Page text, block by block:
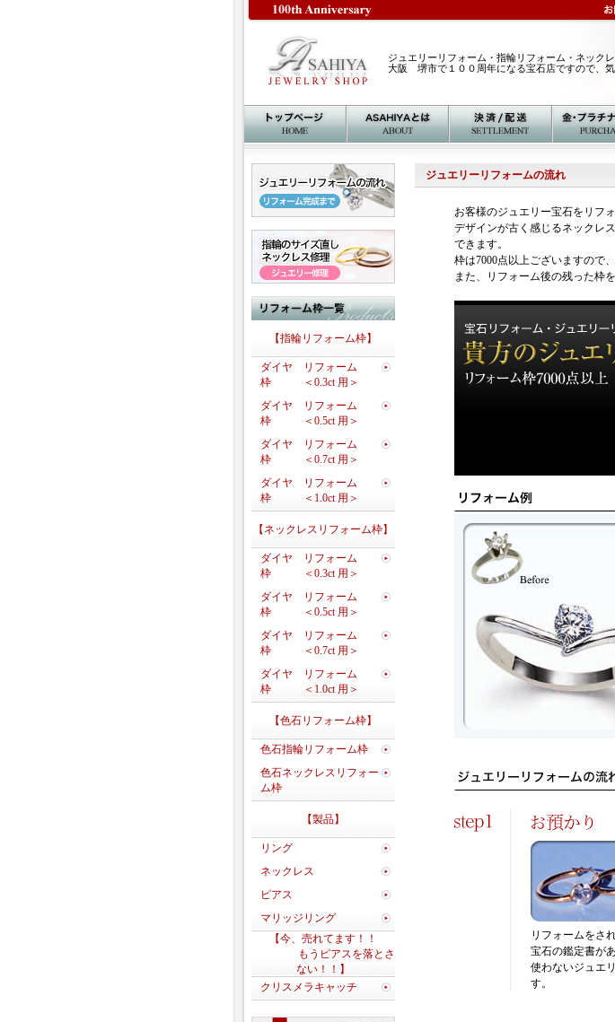
ジュエリーリフォーム・指輪リフォーム・ネック
大阪 堺市で１００周年になる宝石店ですので、気
【指輪リフォーム枠】
ダイヤ リフォーム
枠 ＜0.3ct 用＞
ダイヤ リフォーム
枠 ＜0.5ct 用＞
ダイヤ リフォーム
枠 ＜0.7ct 用＞
ダイヤ リフォーム
枠 ＜1.0ct 用＞
【ネックレスリフォーム枠】
ダイヤ リフォーム
枠 ＜0.3ct 用＞
ダイヤ リフォーム
枠 ＜0.5ct 用＞
ダイヤ リフォーム
枠 ＜0.7ct 用＞
ダイヤ リフォーム
枠 ＜1.0ct 用＞
【色石リフォーム枠】
色石指輪リフォーム枠
色石ネックレスリフォー
ム枠
【製品】
リング
ネックレス
ピアス
マリッジリング
【今、売れてます！！
もうピアスを落とさ
ない！！】
クリスメラキャッチ
ジュエリーリフォームの流れ
お客様のジュエリー宝石をリフ
デザインが古く感じるネックレ
できます。
枠は7000点以上ございますので
また、リフォーム後の残った枠
リフォームをさ
宝石の鑑定書が
使わないジュエ
す。